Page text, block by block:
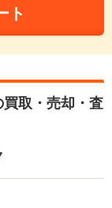
ト
取・売却・査